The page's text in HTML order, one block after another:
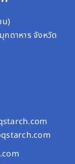
น)
กดาหาร จังหวัด